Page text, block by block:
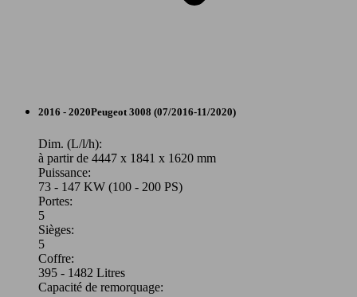
Berline
Diesel
Model Version
2016 - 2020Peugeot 3008 (07/2016-11/2020)
Dim. (L/l/h):
à partir de 4447 x 1841 x 1620 mm
Puissance:
73 - 147 KW (100 - 200 PS)
Portes:
5
Sièges:
5
Coffre:
395 - 1482 Litres
Capacité de remorquage: